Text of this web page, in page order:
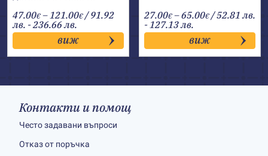
47.00€ –121.00€Price
range:
47.00€
through
121.00€
/ 91.92
лв. - 236.66 лв.
виж
27.00€ –65.00€Price
range:
27.00€
through
65.00€
/ 52.81 лв.
- 127.13 лв.
виж
Контакти и помощ
Често задавани въпроси
Отказ от поръчка